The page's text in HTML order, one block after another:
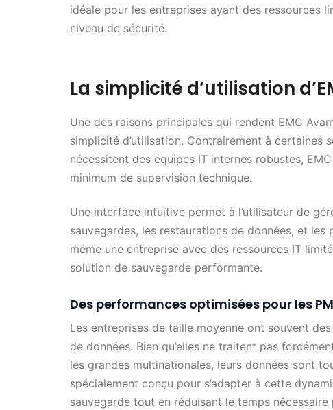
idéale pour les entreprises ayant des ressources
niveau de sécurité.
La simplicité d’utilisation
Une des raisons principales qui rendent EMC
simplicité d’utilisation. Contrairement à certaines
nécessitent des équipes IT internes robustes,
minimum de supervision technique.
Une interface intuitive permet à l’utilisateur de
sauvegardes, les restaurations de données, et
même une entreprise avec des ressources IT
solution de sauvegarde performante.
Des performances optimisées pour les
Les entreprises de taille moyenne ont souvent
de données. Bien qu’elles ne traitent pas
les grandes multinationales, leurs données sont
spécialement conçu pour s’adapter à cette
sauvegarde tout en réduisant le temps